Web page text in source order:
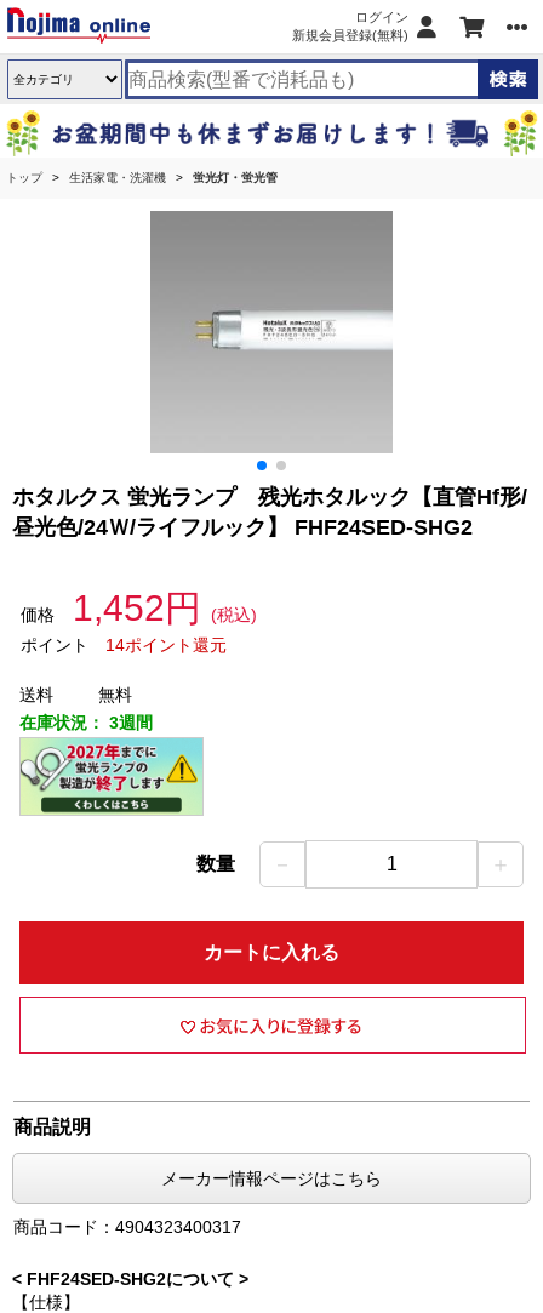
ログイン
新規会員登録(無料)
トップ 生活家電・洗濯機 蛍光灯・蛍光管
ホタルクス 蛍光ランプ 残光ホタルック【直管Hf形/
昼光色/24Ｗ/ライフルック】 FHF24SED-SHG2
価格 1,452円
(税込)
ポイント
14ポイント還元
送料
無料
在庫状況： 3週間
数量 － 1 ＋
カートに入れる
商品説明
メーカー情報ページはこちら
商品コード：4904323400317
< FHF24SED-SHG2について >
【仕様】